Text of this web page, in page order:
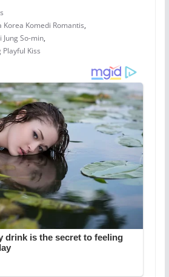
Korea Komedi Romantis,
So-min,
Kiss